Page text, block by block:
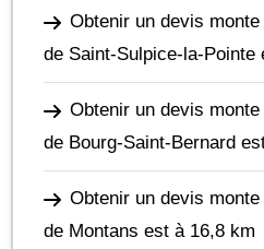
Obtenir un devis
de Saint-Sulpice-la-Pointe
Obtenir un devis
de Bourg-Saint-Bernard
Obtenir un devis
de Montans est à 16,8 km